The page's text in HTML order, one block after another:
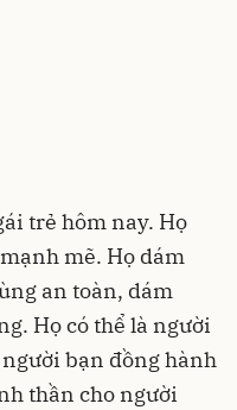
trẻ hôm nay. Họ
mẽ. Họ dám
an toàn, dám
Họ có thể là người
bạn đồng hành
thần cho người